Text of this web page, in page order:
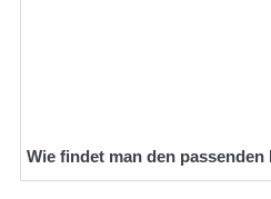
Wie findet man den